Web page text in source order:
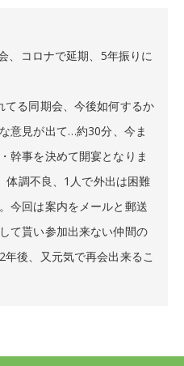
、コロナで延期、5年振りに
てる同期会、今後如何するか
意見が出て…約30分、今ま
幹事を決めて開宴となりま
体調不良、1人で外出は困難
今回は案内をメールと郵送
て貰い参加出来ない仲間の
後、又元気で再会出来るこ